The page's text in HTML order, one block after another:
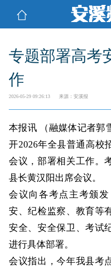
专题部署高考
作
2026-05-29 09:26:13 来源：安溪报
本报讯 （融媒体记者郭
开2026年全县普通高校
会议，部署相关工作。
县长黄汉阳出席会议。
会议向各考点主考颁
安、纪检监察、教育等
安全、安全保卫、考试
进行具体部署。
会议指出，今年我县考